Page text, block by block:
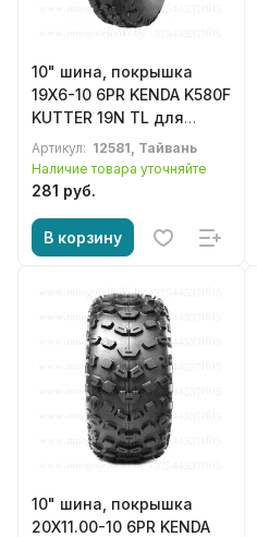
10" шина, покрышка
19X6-10 6PR KENDA K580F
KUTTER 19N TL для
квадроцикла, ATV
Артикул: 12581, Тайвань
Наличие товара уточняйте
281 руб.
В корзину
10" шина, покрышка
20X11.00-10 6PR KENDA